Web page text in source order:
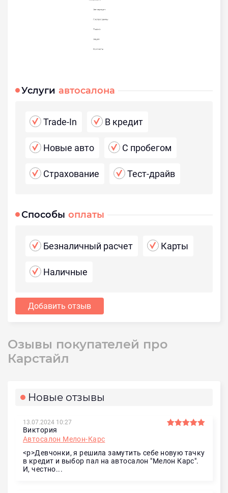
Услуги автосалона
Trade-In В кредит
Новые авто С пробегом
Страхование Тест-драйв
Способы оплаты
Безналичный расчет Карты
Наличные
Добавить отзыв
Озывы покупателей про
Карстайл
Новые отзывы
13.07.2024 10:27
Виктория
Автосалон Мелон-Карс
<p>Девчонки, я решила замутить себе новую тачку
в кредит и выбор пал на автосалон "Мелон Карс".
И, честно...